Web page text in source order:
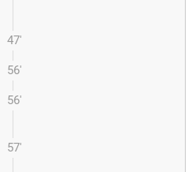
47'
56'
56'
57'